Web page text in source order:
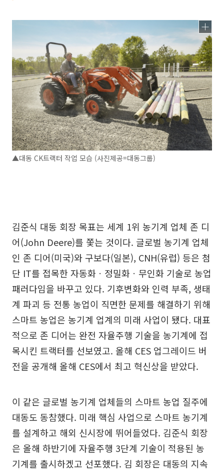
▲대동 CK트랙터 작업 모습 (사진제공=대동그룹)
김준식 대동 회장 목표는 세계 1위 농기계 업체 존 디
어(John Deere)를 쫓는 것이다. 글로벌 농기계 업체
인 존 디어(미국)와 구보다(일본), CNH(유럽) 등은 첨
단 IT를 접목한 자동화ㆍ정밀화ㆍ무인화 기술로 농업
패러다임을 바꾸고 있다. 기후변화와 인력 부족, 생태
계 파괴 등 전통 농업이 직면한 문제를 해결하기 위해
스마트 농업은 농기계 업계의 미래 사업이 됐다. 대표
적으로 존 디어는 완전 자율주행 기술을 농기계에 접
목시킨 트랙터를 선보였고. 올해 CES 업그레이드 버
전을 공개해 올해 CES에서 최고 혁신상을 받았다.
이 같은 글로벌 농기계 업체들의 스마트 농업 질주에
대동도 동참했다. 미래 핵심 사업으로 스마트 농기계
를 설계하고 해외 신시장에 뛰어들었다. 김준식 회장
은 올해 하반기에 자율주행 3단계 기술이 적용된 농
기계를 출시하겠고 선포했다. 김 회장은 대동의 지속